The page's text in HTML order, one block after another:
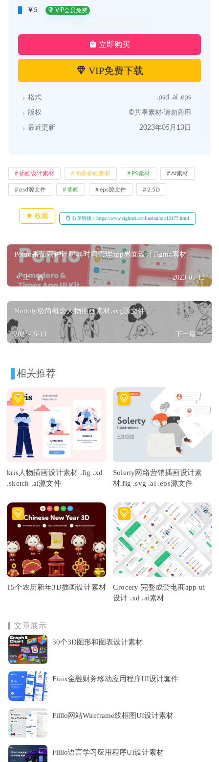
￥5 VIP会员免费
立即购买
VIP免费下载
格式 .psd .ai .eps
版权 ©共享素材·请勿商用
最近更新 2023年05月13日
插画设计素材 商务插画素材 PS素材 AI素材
psd源文件 插画 eps源文件 2.5D
收藏 分享链接：https://www.sighted.cn/illustration/12177.html
Pomo番茄闹钟计时器时间管理app界面设计Figma素材
上一篇 2023-05-13
Notioly极简概念人物插画素材.svg源文件
2023-05-13 下一篇
相关推荐
kris人物插画设计素材 .fig .xd
.sketch .ai源文件
Solerty网络营销插画设计素
材.fig .svg .ai .eps源文件
15个农历新年3D插画设计素材
Grocery 完整成套电商app ui
设计 .xd .ai素材
文章展示
30个3D图形和图表设计素材
Finix金融财务移动应用程序UI设计套件
Filllo网站Wireframe线框图UI设计素材
Filllo语言学习应用程序UI设计素材